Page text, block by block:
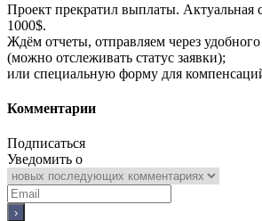
Проект прекратил выплаты.
1000$.
Ждём отчеты, отправляем через удобного
(можно отслеживать статус заявки);
или специальную форму для
Комментарии
Подписаться
Уведомить о